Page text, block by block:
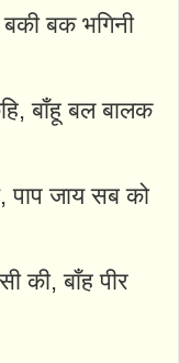
बक भगिनी
बाँहू बल बालक
पाप जाय सब को
की, बाँह पीर